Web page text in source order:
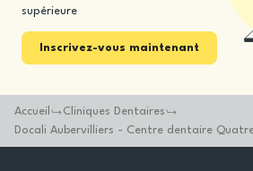
supérieure
Inscrivez-vous maintenant
Accueil
Cliniques Dentaires
Docali Aubervilliers - Centre dentaire